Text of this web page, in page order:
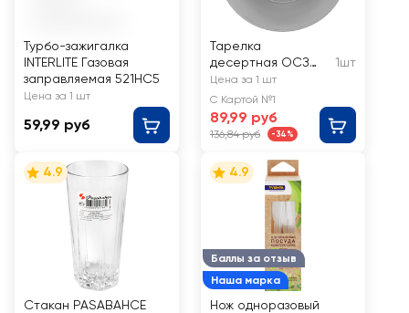
Турбо-зажигалка
INTERLITE Газовая
заправляемая 521НС5
Цена за 1 шт
59,99 руб
Тарелка
десертная ОСЗ
Симпатия, графит,
19,6см, Арт. 23с2317
ST
1шт
Цена за 1 шт
С Картой №1
89,99 руб
136,84 руб -34%
4.9
Стакан PASABAHCE
Баллы за отзыв
Наша марка
4.9
Нож одноразовый